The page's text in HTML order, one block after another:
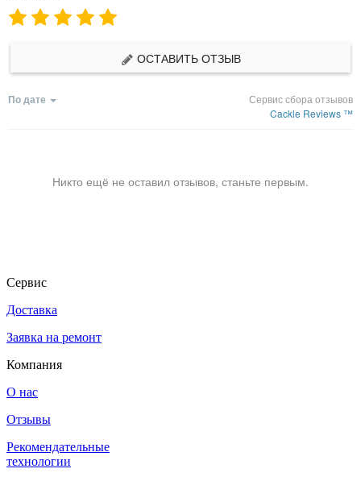
ОСТАВИТЬ ОТЗЫВ
По дате
Сервис сбора отзывов
Cackle Reviews ™
Никто ещё не оставил отзывов, станьте первым.
Сервис
Доставка
Заявка на ремонт
Компания
О нас
Отзывы
Рекомендательные
технологии